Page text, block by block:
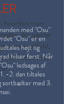
hvordan man
der gælder
mere stilfuld,
kendes ved
med "Osu"
"Osu" er en
højt og
hilser først. Når
ledsages af
-2. dan tiltales
sortbælter med 3.